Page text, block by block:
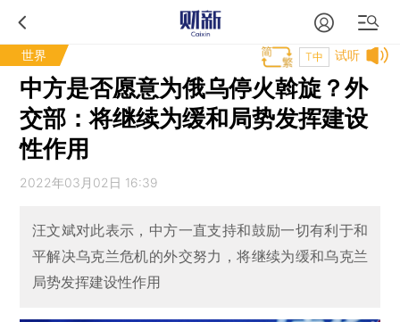
世界 试听
T中
中方是否愿意为俄乌停火斡旋？外
交部：将继续为缓和局势发挥建设
性作用
2022年03月02日 16:39
汪文斌对此表示，中方一直支持和鼓励一切有利于和
平解决乌克兰危机的外交努力，将继续为缓和乌克兰
局势发挥建设性作用